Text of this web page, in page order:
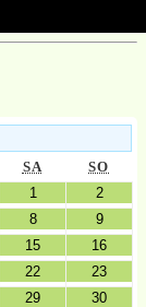
SA SO
1
2
8
9
15
16
22
23
29 30